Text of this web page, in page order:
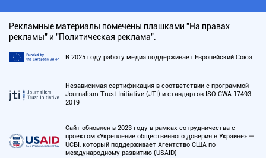
Рекламные материалы помечены плашками "На правах
рекламы" и "Политическая реклама".
В 2025 году работу медиа поддерживает Европейский Союз
Независимая сертификация в соответствии с программой
Journalism Trust Initiative (JTI) и стандартов ISO CWA 17493:
2019
Сайт обновлен в 2023 году в рамках сотрудничества с
проектом «Укрепление общественного доверия в Украине» —
UCBI, который поддерживает Агентство США по
международному развитию (USAID)